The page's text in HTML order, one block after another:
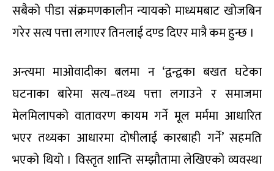
सबैको पीडा संक्रमणकालीन न्यायको माध्यमबाट खोजबिन
गरेर सत्य पत्ता लगाएर तिनलाई दण्ड दिएर मात्रै कम हुन्छ ।
अन्त्यमा माओवादीका बलमा न ‘द्वन्द्वका बखत घटेका
घटनाका बारेमा सत्य–तथ्य पत्ता लगाउने र समाजमा
मेलमिलापको वातावरण कायम गर्ने मूल मर्ममा आधारित
भएर तथ्यका आधारमा दोषीलाई कारबाही गर्ने’ सहमति
भएको थियो । विस्तृत शान्ति सम्झौतामा लेखिएको व्यवस्था